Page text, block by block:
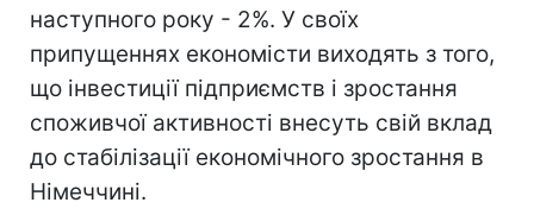
наступного року - 2%. У своїх
припущеннях економісти виходять з того,
що інвестиції підприємств і зростання
споживчої активності внесуть свій вклад
до стабілізації економічного зростання в
Німеччині.